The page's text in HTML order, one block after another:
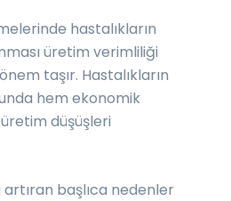
hastalıkların
üretim verimliliği
taşır. Hastalıkların
hem ekonomik
düşüşleri
başlıca nedenler